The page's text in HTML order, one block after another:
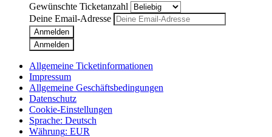
Gewünschte Ticketanzahl
Deine Email-Adresse
Anmelden
Anmelden
Allgemeine Ticketinformationen
Impressum
Allgemeine Geschäftsbedingungen
Datenschutz
Cookie-Einstellungen
Sprache: Deutsch
Währung: EUR